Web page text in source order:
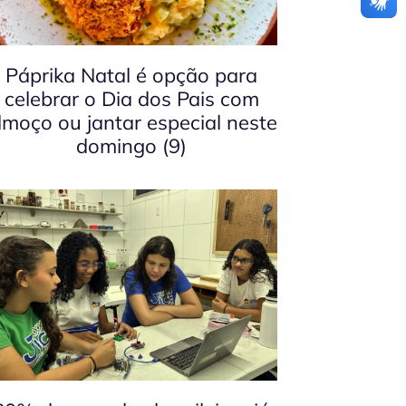
Páprika Natal é opção para
celebrar o Dia dos Pais com
ou jantar especial neste
domingo (9)